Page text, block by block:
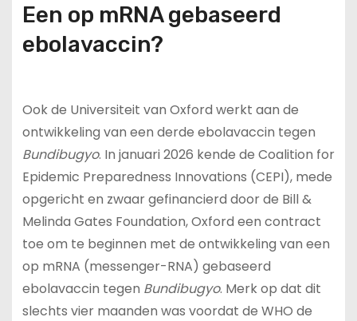
Een op mRNA gebaseerd
ebolavaccin?
Ook de Universiteit van Oxford werkt aan de
ontwikkeling van een derde ebolavaccin tegen
Bundibugyo. In januari 2026 kende de Coalition for
Epidemic Preparedness Innovations (CEPI), mede
opgericht en zwaar gefinancierd door de Bill &
Melinda Gates Foundation, Oxford een contract
toe om te beginnen met de ontwikkeling van een
op mRNA (messenger-RNA) gebaseerd
ebolavaccin tegen Bundibugyo. Merk op dat dit
slechts vier maanden was voordat de WHO de